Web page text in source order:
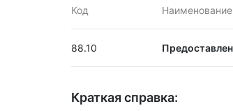
Код Наименование
88.10
Краткая справка: